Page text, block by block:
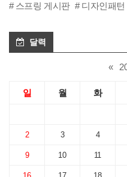
스프링 게시판
디자인패턴
달력
«
일 월 화
2 3 4
9 10 11